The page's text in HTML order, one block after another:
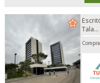
Escritório em Edifício
Tala...